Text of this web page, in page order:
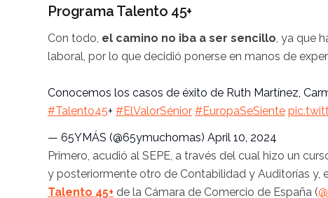
Programa Talento 45+
Con todo, el camino no iba a ser sencillo, ya que
laboral, por lo que decidió ponerse en manos de
Conocemos los casos de éxito de Ruth Martínez,
#Talento45+ #ElValorSénior #EuropaSeSiente
— 65YMÁS (@65ymuchomas) April 10, 2024
Primero, acudió al SEPE, a través del cual hizo un
y posteriormente otro de Contabilidad y Auditorías y,
Talento 45+ de la Cámara de Comercio de España (